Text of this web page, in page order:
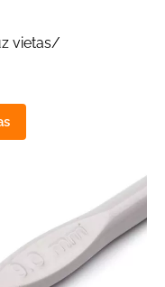
vietas/